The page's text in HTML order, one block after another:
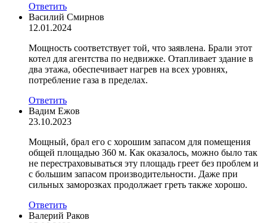
Ответить
Василий Смирнов
12.01.2024
Мощность соответствует той, что заявлена. Брали этот
котел для агентства по недвижке. Отапливает здание в
два этажа, обеспечивает нагрев на всех уровнях,
потребление газа в пределах.
Ответить
Вадим Ежов
23.10.2023
Мощный, брал его с хорошим запасом для помещения
общей площадью 360 м. Как оказалось, можно было так
не перестраховываться эту площадь греет без проблем и
с большим запасом производительности. Даже при
сильных заморозках продолжает греть также хорошо.
Ответить
Валерий Раков